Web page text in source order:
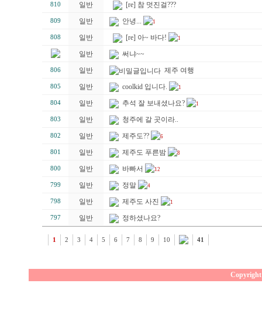
810 일반 [re] 참 멋진걸???
809 일반 안녕... 1
808 일반 [re] 아~ 바다! 1
일반 써냐~~
806 일반 제주 여행
805 일반 coolkid 입니다. 1
804 일반 추석 잘 보내셨나요? 1
803 일반 청주에 갈 곳이라..
802 일반 제주도?? 6
801 일반 제주도 푸른밤 8
800 일반 바빠서 12
799 일반 정말 4
798 일반 제주도 사진 1
797 일반 정하셨나요?
1 2 3 4 5 6 7 8 9 10 41
Copyright